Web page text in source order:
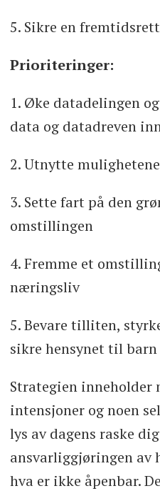
5. Sikre en
Prioriteringer:
1. Øke datadelingen
data og datadreven
2. Utnytte
3. Sette fart på den
omstillingen
4. Fremme et
næringsliv
5. Bevare tilliten,
sikre hensynet til barn
Strategien inneholder
intensjoner og noen
lys av dagens raske
ansvarliggjøringen av
hva er ikke åpenbar.